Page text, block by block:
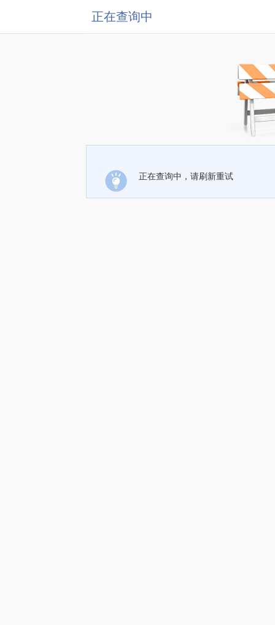
正在查询中
正在查询中，请刷新重试